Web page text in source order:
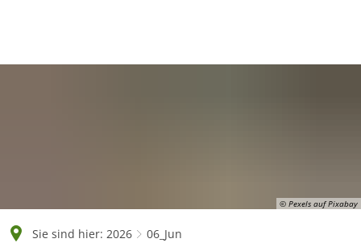
Deutsch
© Pexels auf Pixabay
Sie sind hier: 2026
06_Jun